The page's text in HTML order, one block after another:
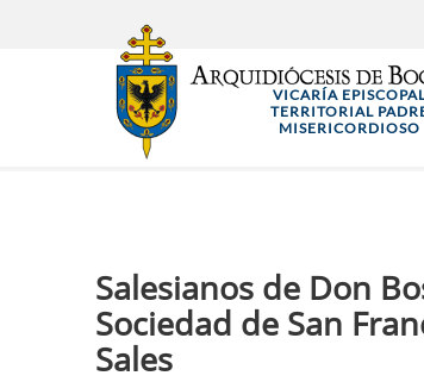
VICARÍA
TERRITORIAL
MISERICORDIOSO
Salesianos de Don
Sociedad de San
Sales